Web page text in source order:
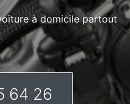
à domicile partout
64 26